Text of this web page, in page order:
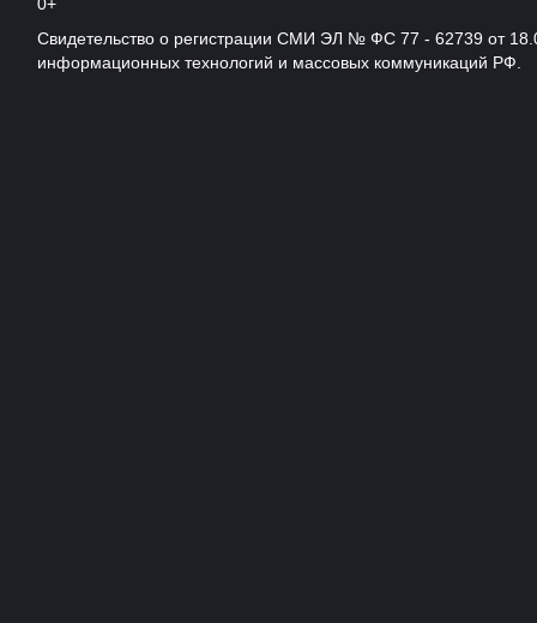
Свидетельство о регистрации СМИ ЭЛ № ФС 77 - 62739 от
информационных технологий и массовых коммуникаций РФ.